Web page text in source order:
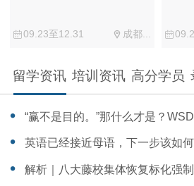
09.23至12.31 成都...
留学资讯 培训资讯 高分学员
“赢不是目的。”那什么才是？
一Serena给出她的回答
英语已经接近母语，下一步该如
个WSDA冠军少年的成长答案
解析｜八大藤校集体恢复标化强制